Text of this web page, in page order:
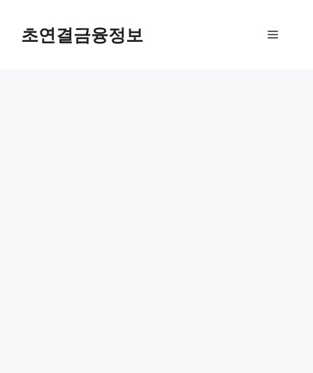
초연결금융정보 메